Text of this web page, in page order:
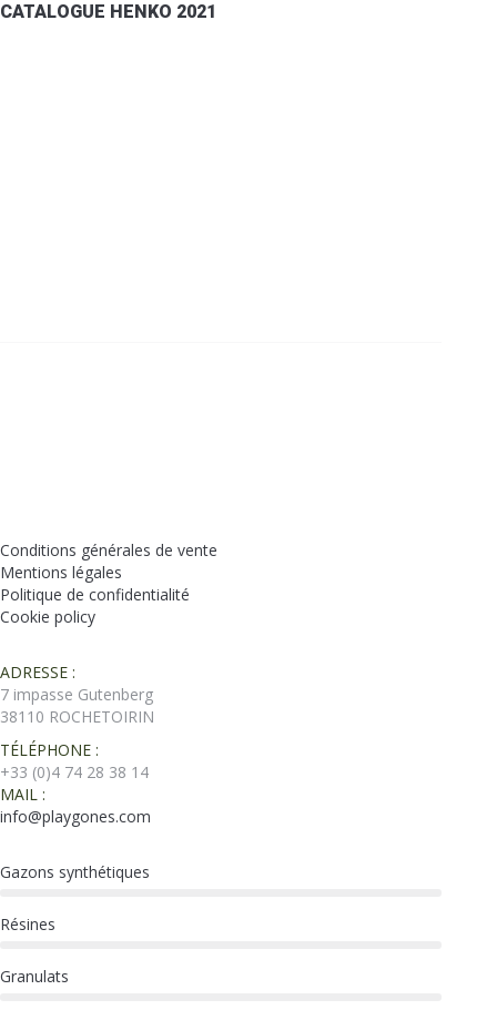
CATALOGUE HENKO 2021
Conditions générales de vente
Mentions légales
Politique de confidentialité
Cookie policy
ADRESSE :
7 impasse Gutenberg
38110 ROCHETOIRIN
TÉLÉPHONE :
+33 (0)4 74 28 38 14
MAIL :
info@playgones.com
Gazons synthétiques
Résines
Granulats